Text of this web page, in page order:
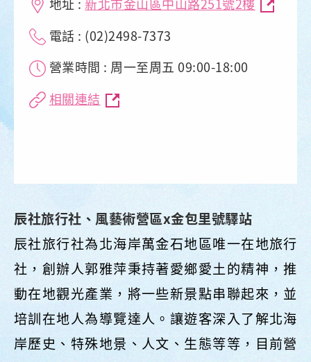
地址 :新北市金山區中山路251號2樓
電話 : (02)2498-7373
營業時間 : 周一至周五 09:00-18:00
相關連結
辰社旅行社、風藝術營區x金包里號驛站
辰社旅行社為北海岸萬金石地區唯一在地旅行
社，創辦人郭雅萍秉持著愛鄉愛土的精神，推
動在地觀光產業，將一些新景點串聯起來，並
培訓在地人為導覽達人。讓遊客深入了解北海
岸歷史、特殊地景、人文、生態等等，目前營